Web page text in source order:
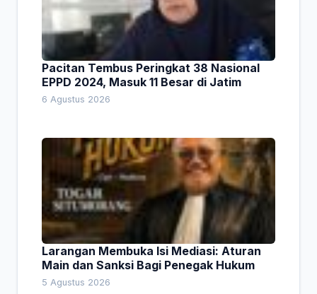
Pacitan Tembus Peringkat 38 Nasional
EPPD 2024, Masuk 11 Besar di Jatim
6 Agustus 2026
Larangan Membuka Isi Mediasi: Aturan
Main dan Sanksi Bagi Penegak Hukum
5 Agustus 2026